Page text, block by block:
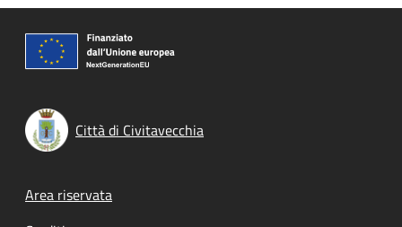
Città di Civitavecchia
Footer menu
Area riservata